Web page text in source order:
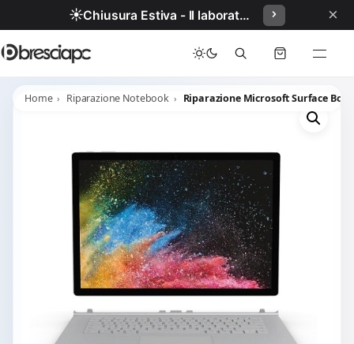
☀️ Chiusura Estiva - Il laboratorio resterà chiuso per ferie dal 29/06/2026 al 05/07/2026 compresi. ×
Home Riparazione Notebook Riparazione Microsoft Surface Book